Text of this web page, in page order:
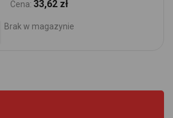
Cena: 33,62 zł
Brak w magazynie
do Ulubionych